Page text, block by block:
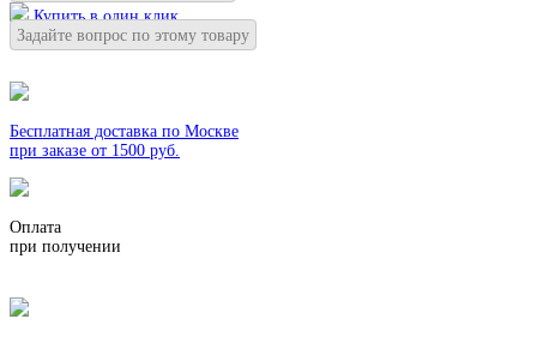
Купить в один клик
Задайте вопрос по этому товару
Бесплатная доставка по Москве
при заказе от 1500 руб.
Оплата
при получении